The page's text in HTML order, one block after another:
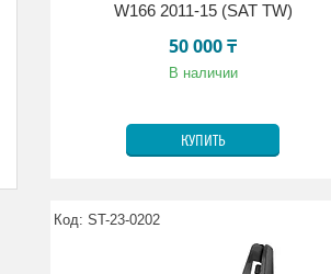
W166 2011-15 (SAT TW)
50 000 ₸
В наличии
КУПИТЬ
ST-23-0202